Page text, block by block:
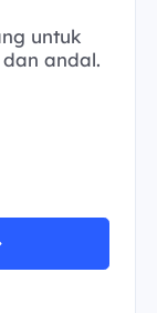
untuk
andal.